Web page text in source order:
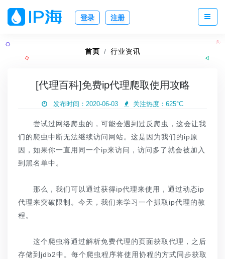
登录 注册
首页 行业资讯
[代理百科]免费ip代理爬取使用攻略
发布时间：2020-06-03 关注热度： 625°C
尝试过网络爬虫的，可能会遇到过反爬虫，这会让我
们的爬虫中断无法继续访问网站。这是因为我们的ip原
因，如果你一直用同一个ip来访问，访问多了就会被加入
到黑名单中。
那么，我们可以通过获得ip代理来使用，通过动态ip
代理来突破限制。今天，我们来学习一个抓取ip代理的教
程。
这个爬虫将通过解析免费代理的页面获取代理，之后
存储到jdb2中。每个爬虫程序将使用协程的方式同步获取